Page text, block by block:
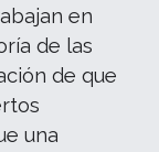
en
de las
de que
una